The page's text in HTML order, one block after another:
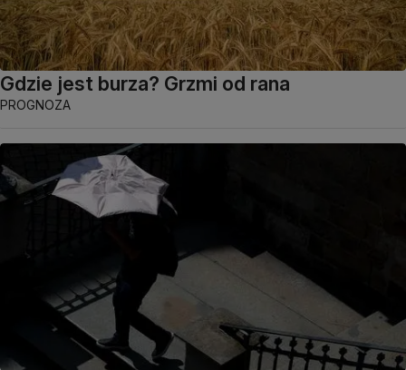
Gdzie jest burza? Grzmi od rana
PROGNOZA